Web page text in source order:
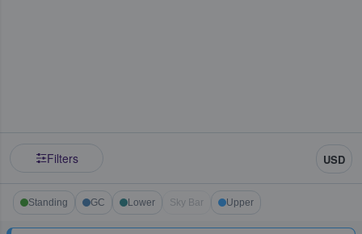
Filters USD
Standing GC Lower Sky Bar Upper